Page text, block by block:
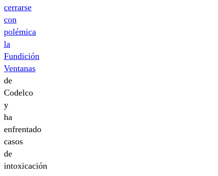
cerrarse
con
polémica
la
Fundición
Ventanas
de
Codelco
y
ha
enfrentado
casos
de
intoxicación